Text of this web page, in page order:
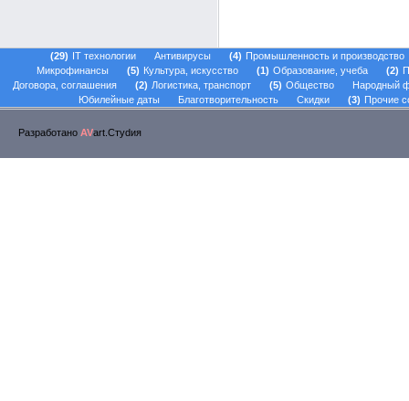
29 IT технологии Антивирусы 4
Промышленность и производство
Микрофинансы
5 Культура, искусство 1 Образование, учеба 2
Договора, соглашения
2 Логистика, транспорт 5 Общество
Народный
Юбилейные даты
Благотворительность Скидки 3 Прочие
Разработано AVart.Стуdия